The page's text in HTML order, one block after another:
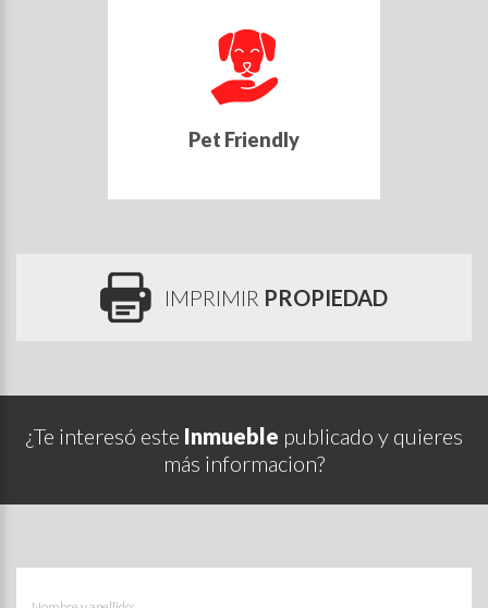
Pet Friendly
IMPRIMIR PROPIEDAD
¿Te interesó este Inmueble publicado y quieres
más informacion?